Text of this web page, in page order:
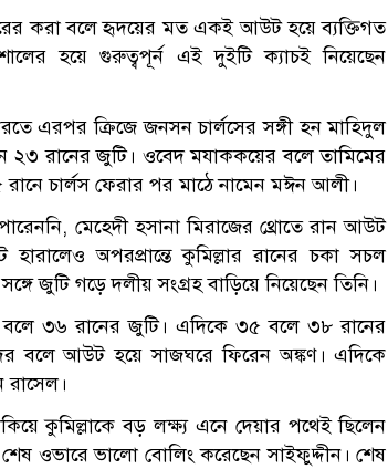
করা বলে হৃদয়ের মত একই আউট হয়ে ব্যক্তিগত
হয়ে গুরুত্বপূর্ন এই দুইটি ক্যাচই নিয়েছেন
এরপর ক্রিজে জনসন চার্লসের সঙ্গী হন মাহিদুল
রানের জুটি। ওবেদ মযাককয়ের বলে তামিমের
চার্লস ফেরার পর মাঠে নামেন মঈন আলী।
মেহেদী হসানা মিরাজের থ্রোতে রান আউট
অপরপ্রান্তে কুমিল্লার রানের চকা সচল
জুটি গড়ে দলীয় সংগ্রহ বাড়িয়ে নিয়েছেন তিনি।
৩৬ রানের জুটি। এদিকে ৩৫ বলে ৩৮ রানের
বলে আউট হয়ে সাজঘরে ফিরেন অঙ্কণ। এদিকে
রাসেল।
কুমিল্লাকে বড় লক্ষ্য এনে দেয়ার পথেই ছিলেন
ওভারে ভালো বোলিং করেছেন সাইফুদ্দীন। শেষ